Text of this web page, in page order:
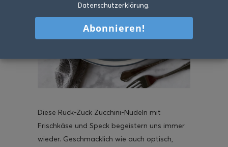
Diese Ruck-Zuck Zucchini-Nudeln mit
Frischkäse und Speck begeistern uns immer
wieder. Geschmacklich wie auch optisch,
Datenschutzerklärung.